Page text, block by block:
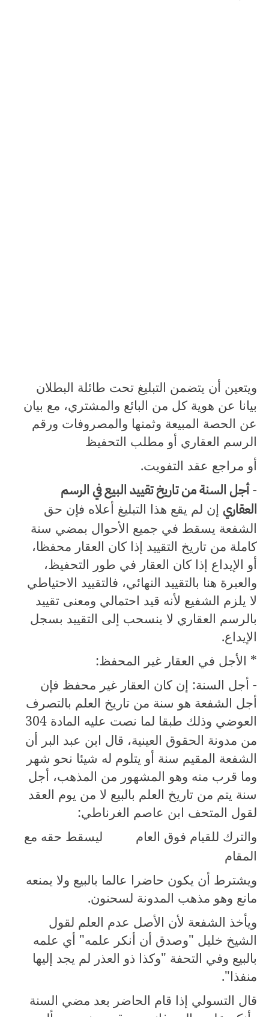
ويتعين أن يتضمن التبليغ تحت طائلة البطلان
بيانا عن هوية كل من البائع والمشتري، مع بيان
عن الحصة المبيعة وثمنها والمصروفات ورقم
الرسم العقاري أو مطلب التحفيظ
أو مراجع عقد التفويت.
-أجل السنة من تاريخ تقييد البيع في الرسم
العقاري إن لم يقع هذا التبليغ أعلاه فإن حق
الشفعة يسقط في جميع الأحوال بمضي سنة
كاملة من تاريخ التقييد إذا كان العقار محفظا،
أو الإيداع إذا كان العقار في طور التحفيظ،
والعبرة هنا بالتقييد النهائي، فالتقييد الاحتياطي
لا يلزم الشفيع لأنه قيد احتمالي ومعنى تقييد
بالرسم العقاري لا ينسحب إلى التقييد بسجل
الإيداع.
* الأجل في العقار غير المحفظ:
- أجل السنة: إن كان العقار غير محفظ فإن
أجل الشفعة هو سنة من تاريخ العلم بالتصرف
العوضي وذلك طبقا لما نصت عليه المادة 304
من مدونة الحقوق العينية، قال ابن عبد البر أن
الشفعة المقيم سنة أو يتلوم له شيئا نحو شهر
وما قرب منه وهو المشهور من المذهب، أجل
سنة يتم من تاريخ العلم بالبيع لا من يوم العقد
لقول المتحف ابن عاصم الغرناطي:
والترك للقيام فوق العام
ليسقط حقه مع
المقام
ويشترط أن يكون حاضرا عالما بالبيع ولا يمنعه
مانع وهو مذهب المدونة لسحنون.
ويأخذ الشفعة لأن الأصل عدم العلم لقول
الشيخ خليل "وصدق أن أنكر علمه" أي علمه
بالبيع وفي التحفة "وكذا ذو العذر لم يجد إليها
منفذا".
قال التسولي إذا قام الحاضر بعد مضي السنة